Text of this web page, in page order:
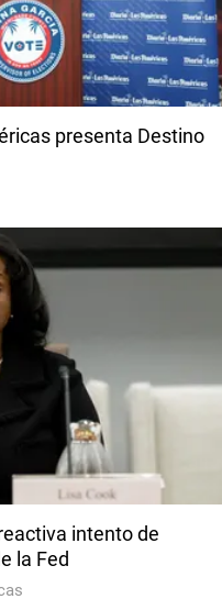
presenta Destino
intento de
la Fed